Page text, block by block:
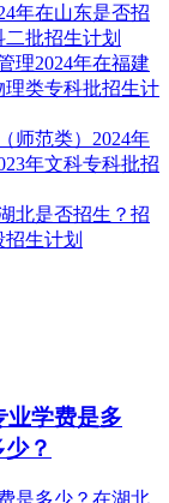
年在山东是否招
批招生计划
理2024年在福建
理类专科批招生计
师范类）2024年
年文科专科批招
北是否招生？招
生计划
业学费是多
？